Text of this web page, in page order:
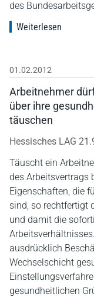
des
Weiterlesen
01.02.2012
Arbeitnehmer
über ihre
täuschen
Hessisches LAG
Täuscht ein
des Arbeitsvertrags
Eigenschaften, die
sind, so rechtfertigt
und damit die
ausdrücklich
Wechselschicht
gesundheitlichen